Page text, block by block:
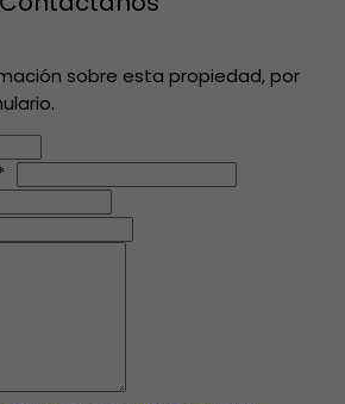
sobre esta propiedad, por